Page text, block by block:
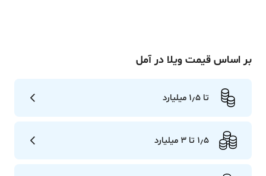
بر اساس قیمت ویلا درآمل
تا 1٫5 میلیارد
1٫5 تا 3 میلیارد